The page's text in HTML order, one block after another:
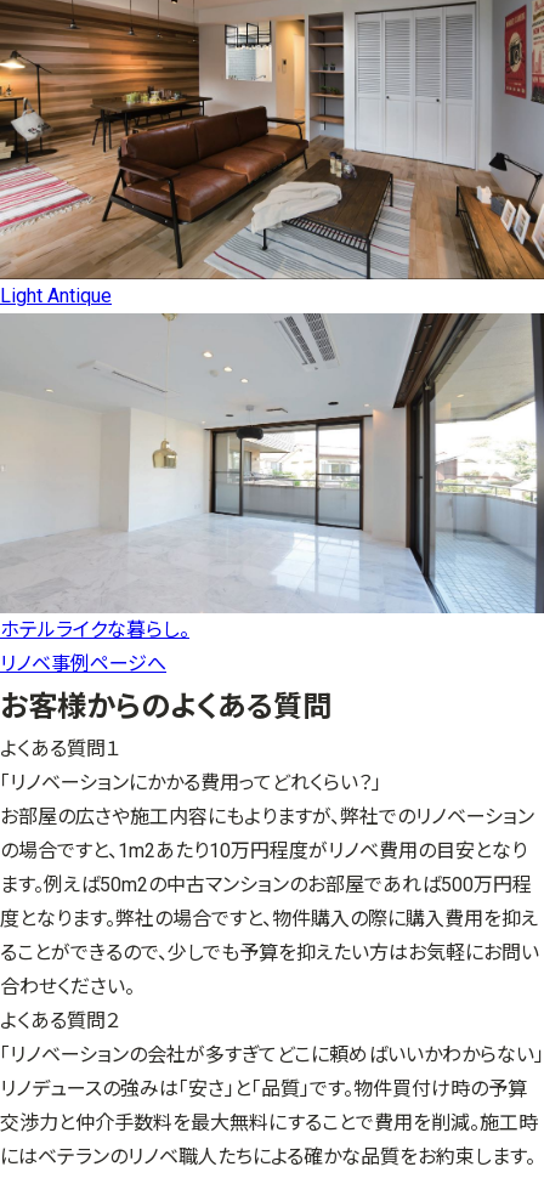
Light Antique
ホテルライクな暮らし。
リノベ事例ページへ
お客様からのよくある質問
よくある質問１
「リノベーションにかかる費用ってどれくらい？」
お部屋の広さや施工内容にもよりますが、弊社でのリノベーション
の場合ですと、1m2あたり10万円程度がリノベ費用の目安となり
ます。例えば50m2の中古マンションのお部屋であれば500万円程
度となります。弊社の場合ですと、物件購入の際に購入費用を抑え
ることができるので、少しでも予算を抑えたい方はお気軽にお問い
合わせください。
よくある質問２
「リノベーションの会社が多すぎてどこに頼めばいいかわからない」
リノデュースの強みは「安さ」と「品質」です。物件買付け時の予算
交渉力と仲介手数料を最大無料にすることで費用を削減。施工時
にはベテランのリノベ職人たちによる確かな品質をお約束します。